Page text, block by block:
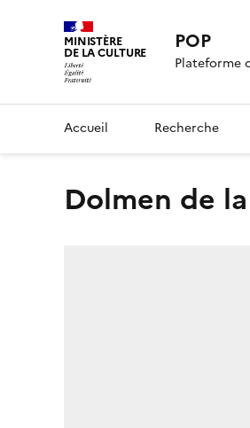
MINISTÈRE
DE LA CULTURE POP
Plateforme
Accueil Recherche
Dolmen de